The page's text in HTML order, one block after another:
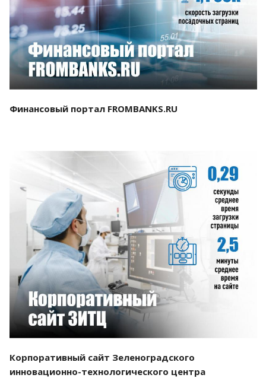
Смотреть проект
Финансовый портал FROMBANKS.RU
Смотреть проект
Корпоративный сайт Зеленоградского
инновационно-технологического центра